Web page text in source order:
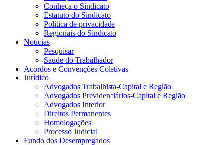
Conheça o Sindicato
Estatuto do Sindicato
Politica de privacidade
Regionais do Sindicato
Notícias
Pesquisar
Saúde do Trabalhador
Acordos e Convenções Coletivas
Jurídico
Advogados Trabalhista-Capital e Região
Advogados Previdenciários-Capital e Região
Advogados Interior
Direitos Permanentes
Homologações
Processo Judicial
Fundo dos Desempregados